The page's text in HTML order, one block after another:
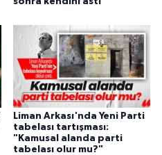
Liman Arkası'nda Yeni Parti
tabelası tartışması:
"Kamusal alanda parti
tabelası olur mu?"